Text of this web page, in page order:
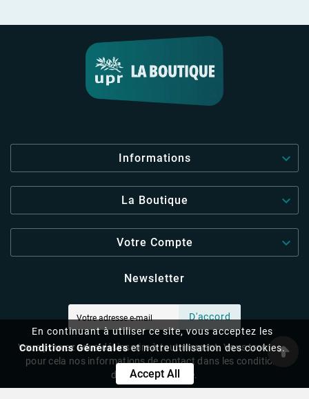
En continuant à utiliser ce site, vous acceptez les
Conditions Généraleset notre utilisation des cookies.
Accept All
Informations 
La Boutique 
Votre Compte 
Newsletter
D'accord
Vous pouvez vous désinscrire à tout moment. Vous trouverez
pour cela nos informations de contact dans les conditions
d'utilisation du site.